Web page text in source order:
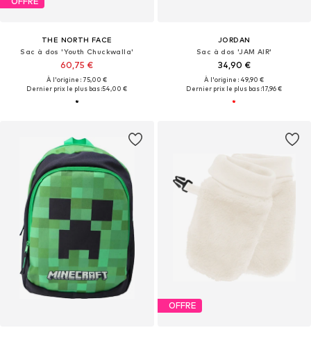
THE NORTH FACE
Sac à dos 'Youth Chuckwalla'
60,75 €
À l'origine : 75,00 €
Dernier prix le plus bas :54,00 €
JORDAN
Sac à dos 'JAM AIR'
34,90 €
À l'origine : 49,90 €
Dernier prix le plus bas :17,96 €
OFFRE